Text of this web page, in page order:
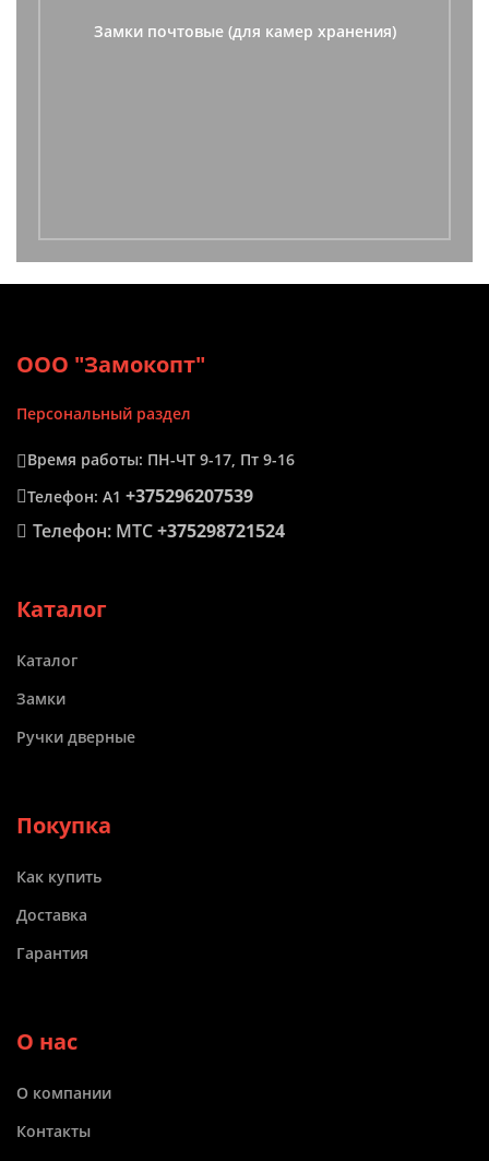
Замки почтовые (для камер хранения)
ООО "Замокопт"
Персональный раздел
Время работы: ПН-ЧТ 9-17, Пт 9-16
Телефон: А1 +375296207539
Телефон: МТС+375298721524
Каталог
Каталог
Замки
Ручки дверные
Покупка
Как купить
Доставка
Гарантия
О нас
О компании
Контакты